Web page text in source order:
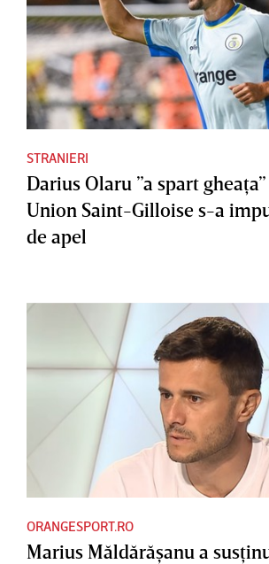
STRANIERI
Darius Olaru ”a spart
Union Saint-Gilloise s-a
de apel
ORANGESPORT.RO
Marius Măldărăşanu a